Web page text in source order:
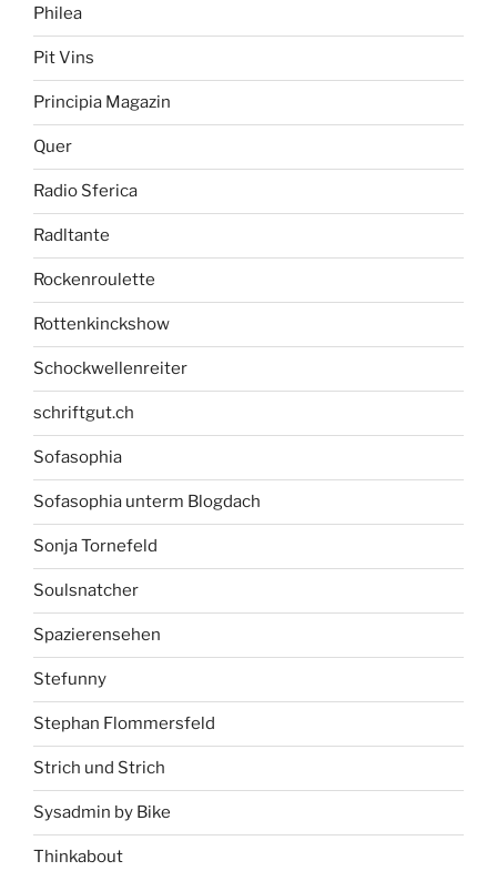
Philea
Pit Vins
Principia Magazin
Quer
Radio Sferica
Radltante
Rockenroulette
Rottenkinckshow
Schockwellenreiter
schriftgut.ch
Sofasophia
Sofasophia unterm Blogdach
Sonja Tornefeld
Soulsnatcher
Spazierensehen
Stefunny
Stephan Flommersfeld
Strich und Strich
Sysadmin by Bike
Thinkabout